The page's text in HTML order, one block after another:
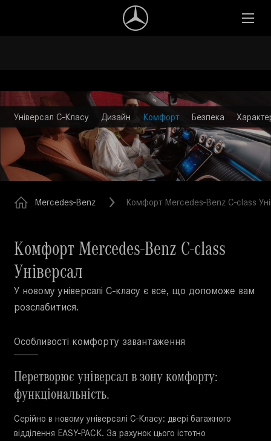
Універсал C-Класу Дизайн Комфорт Безпека
Mercedes-Benz Комфорт Mercedes-Benz C-class
Комфорт Mercedes-Benz C-class
Універсал
У новому універсалі С-класу є все, що допоможе вам
розслабитися.
Особливості комфорту завантаження
Перетворює універсал в зону комфорту:
функціональність.
Серійно в новому універсалі С-Класу: двері багажного
відділення EASY-PACK. За рахунок цього істотно